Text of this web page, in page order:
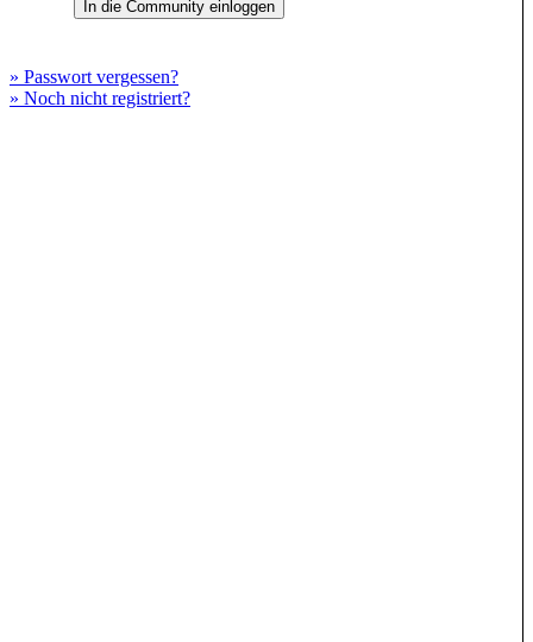
» Passwort vergessen?
» Noch nicht registriert?